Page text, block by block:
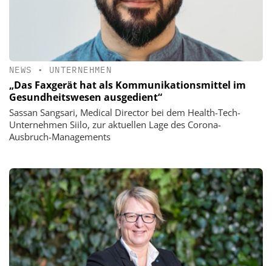
NEWS • UNTERNEHMEN
„Das Faxgerät hat als Kommunikationsmittel im
Gesundheitswesen ausgedient“
Sassan Sangsari, Medical Director bei dem Health-Tech-
Unternehmen Siilo, zur aktuellen Lage des Corona-
Ausbruch-Managements